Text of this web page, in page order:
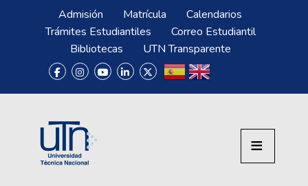
Pasar al contenido principal
Menú SuperiorAdmisión Matrícula
Calendarios
Trámites Estudiantiles
Correo Estudiantil
Bibliotecas
UTN Transparente